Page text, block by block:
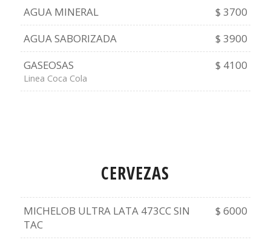
AGUA MINERAL
$ 3700
AGUA SABORIZADA
$ 3900
GASEOSAS
$ 4100
Linea Coca Cola
CERVEZAS
MICHELOB ULTRA LATA 473CC SIN
TAC
$ 6000